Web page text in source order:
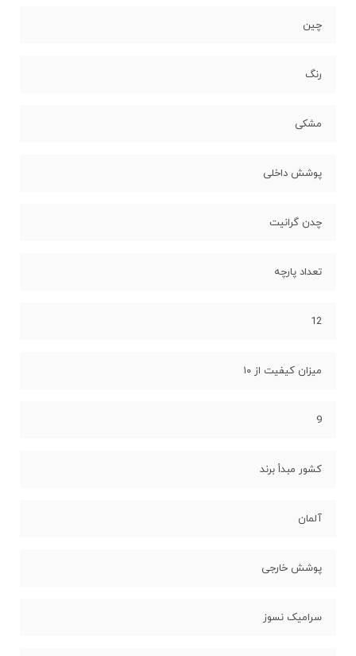
چین
رنگ
مشکی
پوشش داخلی
چدن گرانیت
تعداد پارچه
12
میزان کیفیت از ۱۰
9
کشور مبدأ برند
آلمان
پوشش خارجی
سرامیک نسوز